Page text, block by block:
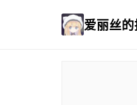
爱丽丝